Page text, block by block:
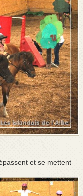
et se mettent